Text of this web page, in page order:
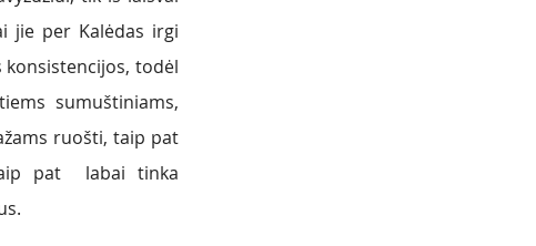
jie per Kalėdas irgi
todėl
sumuštiniams,
ruošti, taip pat
pat  labai tinka